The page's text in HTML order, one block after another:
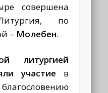
совершена
по
– Молебен.
литургией
участие в